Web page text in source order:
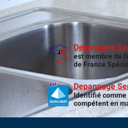
Depannage
est membre de
de France
Depannage
Identifié
compétent en